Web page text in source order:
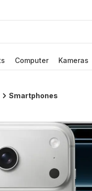
Computer Kameras
Smartphones